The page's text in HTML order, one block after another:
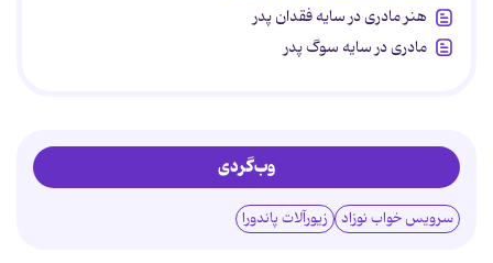
هنر مادری در سایه‌ فقدان پدر
مادری در سایه سوگ پدر
وب‌گردی
سرویس خواب نوزاد زیورآلات پاندورا